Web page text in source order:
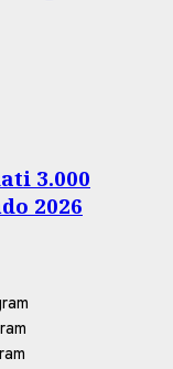
3.000
2026